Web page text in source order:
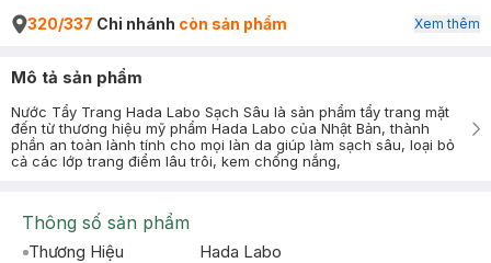
320/337 Chi nhánh còn sản phẩm Xem thêm
Mô tả sản phẩm
Nước Tẩy Trang Hada Labo Sạch Sâu là sản phẩm tẩy trang mặt
đến từ thương hiệu mỹ phẩm Hada Labo của Nhật Bản, thành
phần an toàn lành tính cho mọi làn da giúp làm sạch sâu, loại bỏ
cả các lớp trang điểm lâu trôi, kem chống nắng,
Thông số sản phẩm
Thương Hiệu
Hada Labo